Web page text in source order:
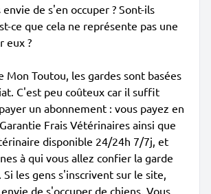
envie de s'en occuper ? Sont-ils
ce que cela ne représente pas une
eux ?
Mon Toutou, les gardes sont basées
C'est peu coûteux car il suffit
un abonnement : vous payez en
Frais Vétérinaires ainsi que
disponible 24/24h 7/7j, et
à qui vous allez confier la garde
les gens s'inscrivent sur le site,
de s'occuper de chiens. Vous